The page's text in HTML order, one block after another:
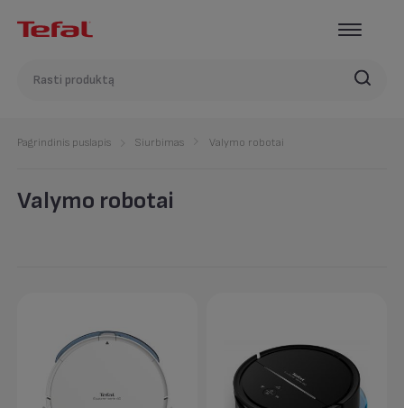
Pagrindinis puslapis Siurbimas Valymo robotai
Valymo robotai